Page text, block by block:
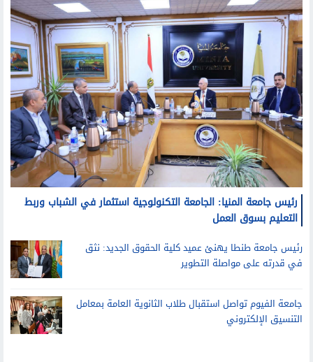
رئيس جامعة المنيا: الجامعة التكنولوجية استثمار في الشباب وربط
التعليم بسوق العمل
في قدرته على مواصلة التطوير
التنسيق الإلكتروني